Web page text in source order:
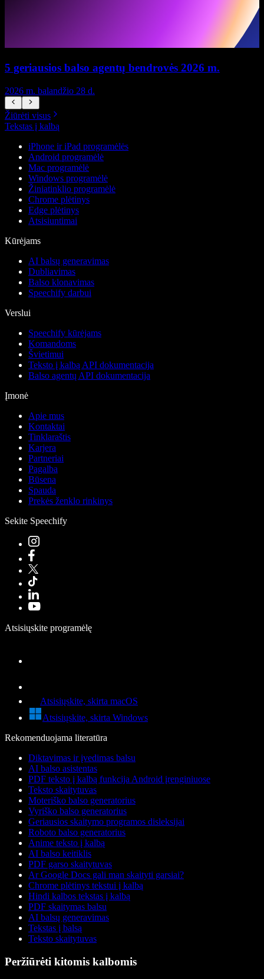
5 geriausios balso agentų bendrovės 2026 m.
2026 m. balandžio 28 d.
Žiūrėti visus
Tekstas į kalbą
iPhone ir iPad programėlės
Android programėlė
Mac programėlė
Windows programėlė
Žiniatinklio programėlė
Chrome plėtinys
Edge plėtinys
Atsisiuntimai
Kūrėjams
AI balsų generavimas
Dubliavimas
Balso klonavimas
Speechify darbui
Verslui
Speechify kūrėjams
Komandoms
Švietimui
Teksto į kalbą API dokumentacija
Balso agentų API dokumentacija
Įmonė
Apie mus
Kontaktai
Tinklaraštis
Karjera
Partneriai
Pagalba
Būsena
Spauda
Prekės ženklo rinkinys
Sekite Speechify
Atsisiųskite programėlę
Atsisiųskite, skirta macOS
Atsisiųskite, skirta Windows
Rekomenduojama literatūra
Diktavimas ir įvedimas balsu
AI balso asistentas
PDF teksto į kalbą funkcija Android įrenginiuose
Teksto skaitytuvas
Moteriško balso generatorius
Vyriško balso generatorius
Geriausios skaitymo programos disleksijai
Roboto balso generatorius
Anime teksto į kalbą
AI balso keitiklis
PDF garso skaitytuvas
Ar Google Docs gali man skaityti garsiai?
Chrome plėtinys tekstui į kalbą
Hindi kalbos tekstas į kalbą
PDF skaitymas balsu
AI balsų generavimas
Tekstas į balsą
Teksto skaitytuvas
Peržiūrėti kitomis kalbomis